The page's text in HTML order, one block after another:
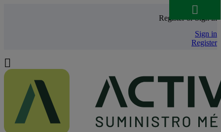
Register or Sign in
Sign in
Register

